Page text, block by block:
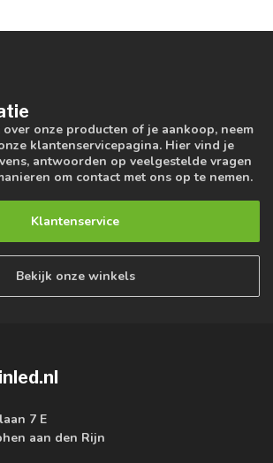
onze producten of je aankoop, neem
klantenservicepagina. Hier vind je
antwoorden op veelgestelde vragen
om contact met ons op te nemen.
Klantenservice
Bekijk onze winkels
7 E
aan den Rijn